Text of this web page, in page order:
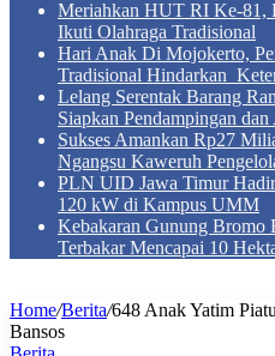
Meriahkan HUT RI Ke-81,
Ikuti Olahraga Tradisional
Hari Anak Di Mojokerto,
Tradisional Hindarkan
Lelang Serentak Barang
Siapkan Pendampingan
Sukses Amankan Rp27
Ngangsu Kaweruh
PLN UID Jawa Timur
120 kW di Kampus UMM
Kebakaran Gunung Bromo
Terbakar Mencapai 10
Home/Berita/648 Anak Yatim
Bansos